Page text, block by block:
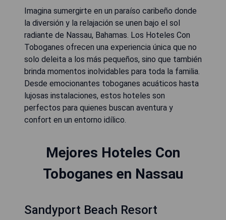
Imagina sumergirte en un paraíso caribeño donde
la diversión y la relajación se unen bajo el sol
radiante de Nassau, Bahamas. Los Hoteles Con
Toboganes ofrecen una experiencia única que no
solo deleita a los más pequeños, sino que también
brinda momentos inolvidables para toda la familia.
Desde emocionantes toboganes acuáticos hasta
lujosas instalaciones, estos hoteles son
perfectos para quienes buscan aventura y
confort en un entorno idílico.
Mejores Hoteles Con
Toboganes en Nassau
Sandyport Beach Resort